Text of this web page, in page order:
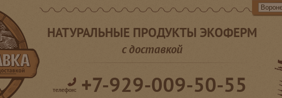
НАТУРАЛЬНЫЕ ПРОДУКТЫ ЭКОФЕРМ
с доставкой
телефон: +7-929-009-50-55